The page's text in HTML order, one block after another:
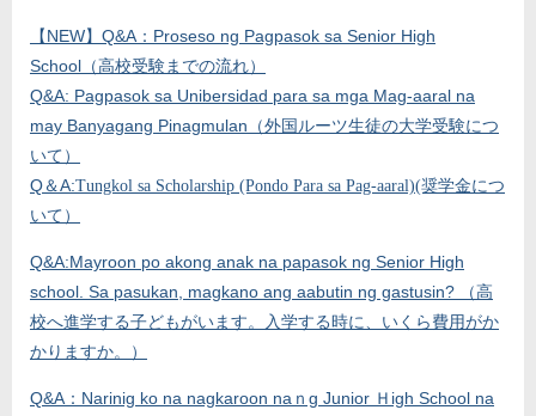
【NEW】Q&A：Proseso ng Pagpasok sa Senior High
School（高校受験までの流れ）
Q&A: Pagpasok sa Unibersidad para sa mga Mag-aaral na
may Banyagang Pinagmulan（外国ルーツ生徒の大学受験につ
いて）
Q＆A:Tungkol sa Scholarship (Pondo Para sa Pag-aaral)(奨学金につ
いて）
Q&A:Mayroon po akong anak na papasok ng Senior High
school. Sa pasukan, magkano ang aabutin ng gastusin? （高
校へ進学する子どもがいます。入学する時に、いくら費用がか
かりますか。）
Q&A：Narinig ko na nagkaroon naｎg Junior Ｈigh School na